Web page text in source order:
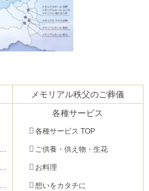
メモリアル秩父のご葬儀
各種サービス
各種サービス TOP
ご供養・供え物・生花
お料理
想いをカタチに